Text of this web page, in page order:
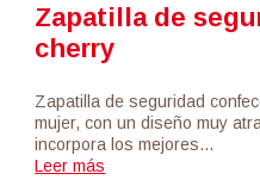
Zapatilla de
cherry
Zapatilla de seguridad
mujer, con un diseño muy
incorpora los mejores…
Leer más